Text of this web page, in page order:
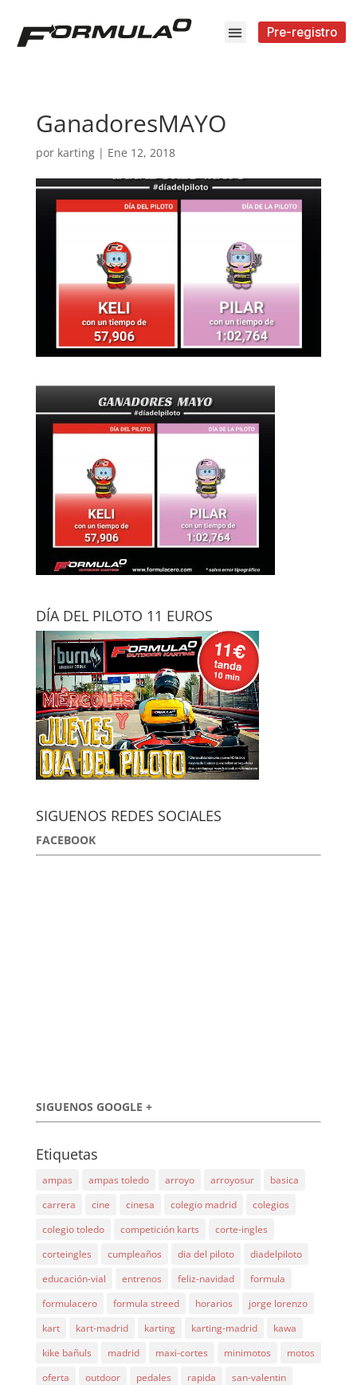
Pre-registro
GanadoresMAYO
por karting| Ene 12, 2018
DÍA DEL PILOTO 11 EUROS
SIGUENOS REDES SOCIALES
FACEBOOK
SIGUENOS GOOGLE +
Etiquetas
ampas ampas toledo arroyo arroyosur
basica
carrera
cine cinesa colegio madrid
colegios
colegio toledo
competición karts
corte-ingles
corteingles
cumpleaños dia del piloto
diadelpiloto
educación-vial
entrenos feliz-navidad
formula
formulacero
formula streed horarios
jorge lorenzo
kart
kart-madrid karting karting-madrid
kawa
kike bañuls
madrid maxi-cortes minimotos
motos
oferta
outdoor pedales rapida
san-valentin